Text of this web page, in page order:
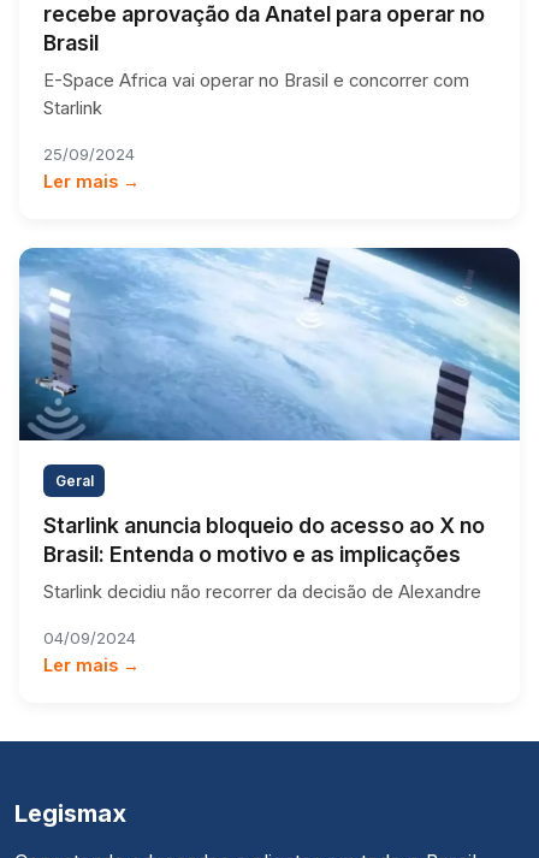
recebe aprovação da Anatel para operar no
Brasil
E-Space Africa vai operar no Brasil e concorrer com
Starlink
25/09/2024
Ler mais →
Geral
Starlink anuncia bloqueio do acesso ao X no
Brasil: Entenda o motivo e as implicações
Starlink decidiu não recorrer da decisão de Alexandre
04/09/2024
Ler mais →
Legismax